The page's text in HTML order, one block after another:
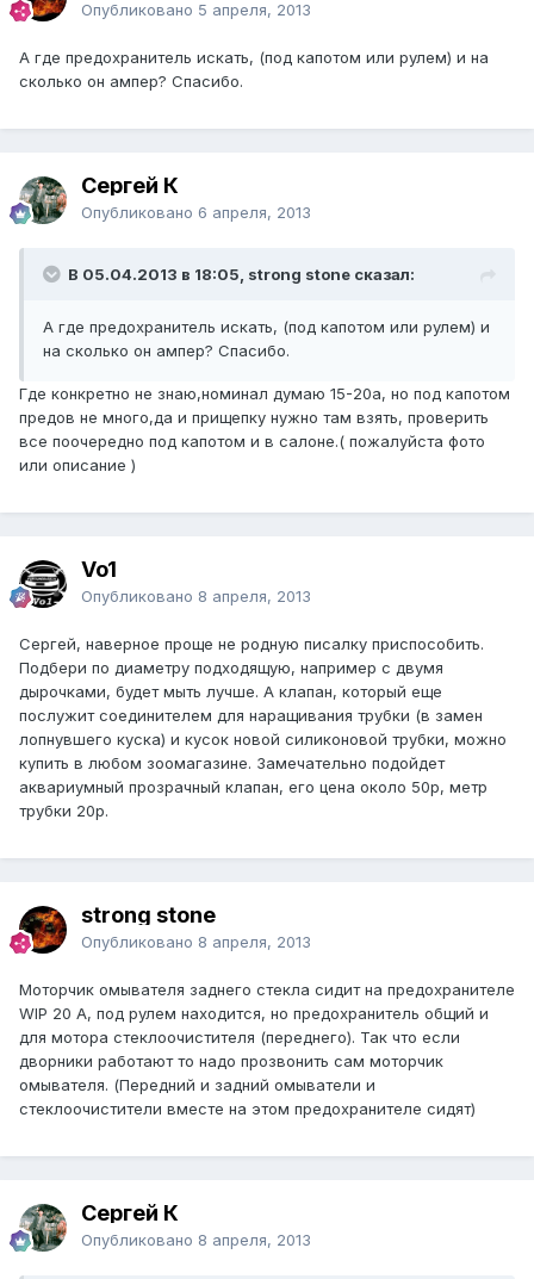
Опубликовано 5 апреля, 2013
А где предохранитель искать, (под капотом или рулем) и на
сколько он ампер? Спасибо.
Сергей К
Опубликовано 6 апреля, 2013
В 05.04.2013 в 18:05, strong stone сказал:
А где предохранитель искать, (под капотом или рулем) и
на сколько он ампер? Спасибо.
Где конкретно не знаю,номинал думаю 15-20а, но под капотом
предов не много,да и прищепку нужно там взять, проверить
все поочередно под капотом и в салоне.( пожалуйста фото
или описание )
Vo1
Опубликовано 8 апреля, 2013
Сергей, наверное проще не родную писалку приспособить.
Подбери по диаметру подходящую, например с двумя
дырочками, будет мыть лучше. А клапан, который еще
послужит соединителем для наращивания трубки (в замен
лопнувшего куска) и кусок новой силиконовой трубки, можно
купить в любом зоомагазине. Замечательно подойдет
аквариумный прозрачный клапан, его цена около 50р, метр
трубки 20р.
strong stone
Опубликовано 8 апреля, 2013
Моторчик омывателя заднего стекла сидит на предохранителе
WIP 20 A, под рулем находится, но предохранитель общий и
для мотора стеклоочистителя (переднего). Так что если
дворники работают то надо прозвонить сам моторчик
омывателя. (Передний и задний омыватели и
стеклоочистители вместе на этом предохранителе сидят)
Сергей К
Опубликовано 8 апреля, 2013